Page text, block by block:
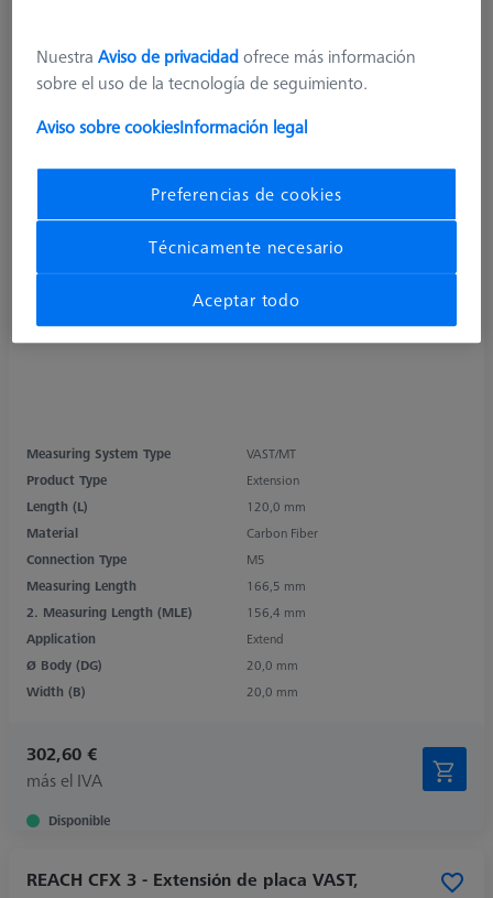
Measuring System Type
VAST/MT
Product Type
Extension
Length (L)
120,0 mm
Material
Carbon Fiber
Connection Type
M5
Measuring Length
166,5 mm
2. Measuring Length (MLE)
156,4 mm
Application
Extend
Ø Body (DG)
20,0 mm
Width (B)
20,0 mm
302,60 €
más el IVA
Disponible
REACH CFX 3 - Extensión de placa VAST,
NuestraAviso de privacidadofrece más información
sobre el uso de la tecnología de seguimiento.
Aviso sobre cookiesInformación legal
Preferencias de cookies
Técnicamente necesario
Aceptar todo